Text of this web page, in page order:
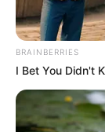
BRAINBERRIES
I Bet You Didn't